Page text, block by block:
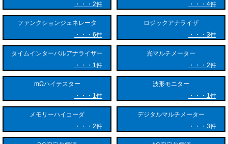
2件
4件
ファンクションジェネレータ
6件
ロジックアナライザ
3件
タイムインターバルアナライザー
1件
光マルチメーター
2件
mΩハイテスター
1件
波形モニター
1件
メモリーハイコーダ
2件
デジタルマルチメーター
3件